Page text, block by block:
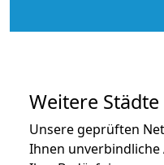
Weitere
Unsere geprüften
Ihnen unverbindliche